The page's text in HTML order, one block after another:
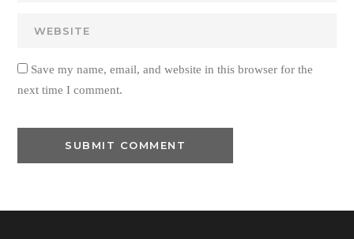
Save my name, email, and website in this browser for the
next time I comment.